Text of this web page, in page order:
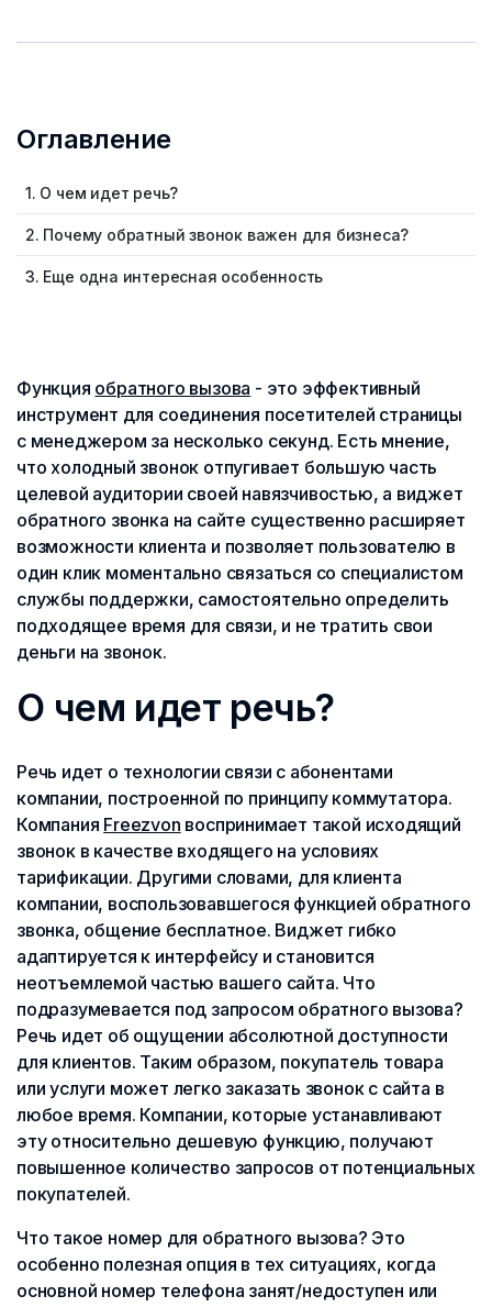
Оглавление
1. О чем идет речь?
2. Почему обратный звонок важен для бизнеса?
3. Еще одна интересная особенность
Функция обратного вызова - это эффективный
инструмент для соединения посетителей страницы
с менеджером за несколько секунд. Есть мнение,
что холодный звонок отпугивает большую часть
целевой аудитории своей навязчивостью, а виджет
обратного звонка на сайте существенно расширяет
возможности клиента и позволяет пользователю в
один клик моментально связаться со специалистом
службы поддержки, самостоятельно определить
подходящее время для связи, и не тратить свои
деньги на звонок.
О чем идет речь?
Речь идет о технологии связи с абонентами
компании, построенной по принципу коммутатора.
Компания Freezvon воспринимает такой исходящий
звонок в качестве входящего на условиях
тарификации. Другими словами, для клиента
компании, воспользовавшегося функцией обратного
звонка, общение бесплатное. Виджет гибко
адаптируется к интерфейсу и становится
неотъемлемой частью вашего сайта. Что
подразумевается под запросом обратного вызова?
Речь идет об ощущении абсолютной доступности
для клиентов. Таким образом, покупатель товара
или услуги может легко заказать звонок с сайта в
любое время. Компании, которые устанавливают
эту относительно дешевую функцию, получают
повышенное количество запросов от потенциальных
покупателей.
Что такое номер для обратного вызова? Это
особенно полезная опция в тех ситуациях, когда
основной номер телефона занят/недоступен или